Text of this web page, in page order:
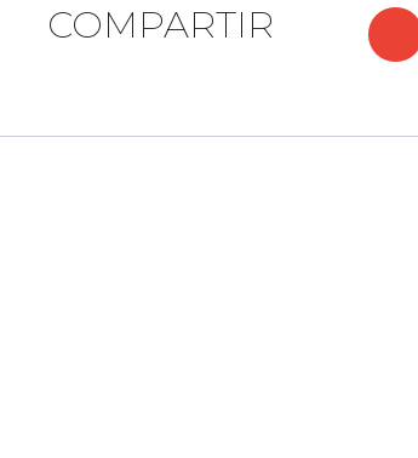
COMPARTIR